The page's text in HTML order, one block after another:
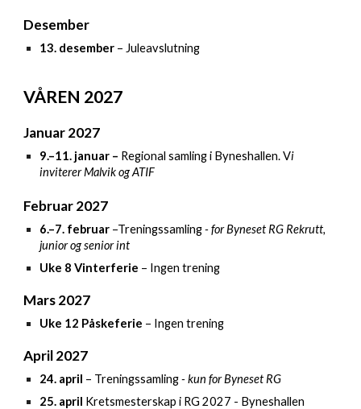
Desember
13. desember – Juleavslutning
VÅREN 2027
Januar 2027
9.–11. januar – Regional samling i Byneshallen. Vi
inviterer Malvik og ATIF
Februar 2027
6.–7. februar –Treningssamling- for Byneset RG Rekrutt,
junior og senior int
Uke 8 Vinterferie – Ingen trening
Mars2027
Uke 12 Påskeferie – Ingen trening
April 2027
24. april – Treningssamling- kun for Byneset RG
25. april Kretsmesterskap i RG 2027 - Byneshallen